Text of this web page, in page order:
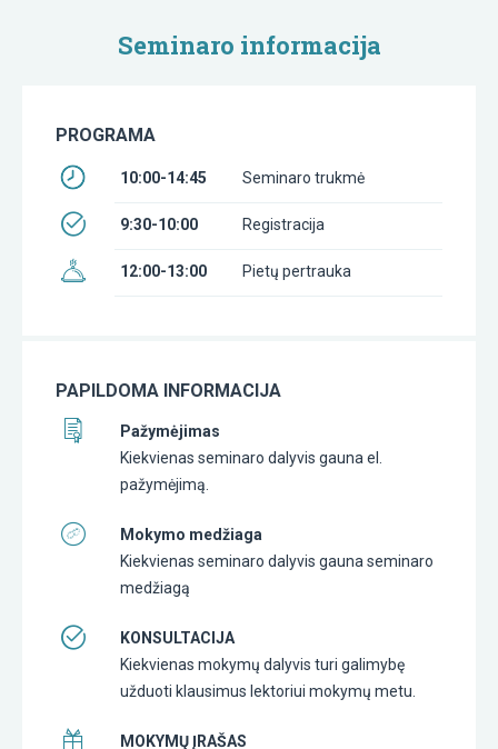
Seminaro informacija
PROGRAMA
10:00-14:45 Seminaro trukmė
9:30-10:00 Registracija
12:00-13:00 Pietų pertrauka
PAPILDOMA INFORMACIJA
Pažymėjimas
Kiekvienas seminaro dalyvis gauna el.
pažymėjimą.
Mokymo medžiaga
Kiekvienas seminaro dalyvis gauna seminaro
medžiagą
KONSULTACIJA
Kiekvienas mokymų dalyvis turi galimybę
užduoti klausimus lektoriui mokymų metu.
MOKYMŲ ĮRAŠAS